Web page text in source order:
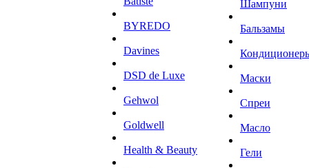
BYREDO
Davines
DSD de Luxe
Gehwol
Goldwell
Health & Beauty
Шампуни
Бальзамы
Маски
Спреи
Масло
Гели